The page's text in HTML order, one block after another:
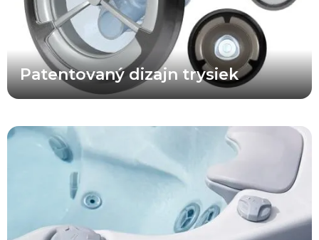
Patentovaný dizajn trysiek
Rozvody X Series® zostávajú jedným z najefektívnejších riešení
spomedzi všetkých konvenčných radov víriviek a umožňujú
všetkým používateľom vychutnať si príjemný masážny zážitok
súčasne. Pridaním prepínacích ventilov prietoku do víriviek X
Series® však teraz môže používateľ výrazne zvýšiť tlak v
konkrétnej časti vírivky a dopriať si skutočne silnú a intenzívnu
hydromasáž.